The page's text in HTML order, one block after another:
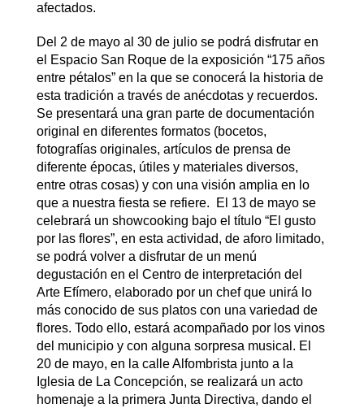
afectados.
Del 2 de mayo al 30 de julio se podrá disfrutar en
el Espacio San Roque de la exposición “175 años
entre pétalos” en la que se conocerá la historia de
esta tradición a través de anécdotas y recuerdos.
Se presentará una gran parte de documentación
original en diferentes formatos (bocetos,
fotografías originales, artículos de prensa de
diferente épocas, útiles y materiales diversos,
entre otras cosas) y con una visión amplia en lo
que a nuestra fiesta se refiere. El 13 de mayo se
celebrará un showcooking bajo el título “El gusto
por las flores”, en esta actividad, de aforo limitado,
se podrá volver a disfrutar de un menú
degustación en el Centro de interpretación del
Arte Efímero, elaborado por un chef que unirá lo
más conocido de sus platos con una variedad de
flores. Todo ello, estará acompañado por los vinos
del municipio y con alguna sorpresa musical. El
20 de mayo, en la calle Alfombrista junto a la
Iglesia de La Concepción, se realizará un acto
homenaje a la primera Junta Directiva, dando el